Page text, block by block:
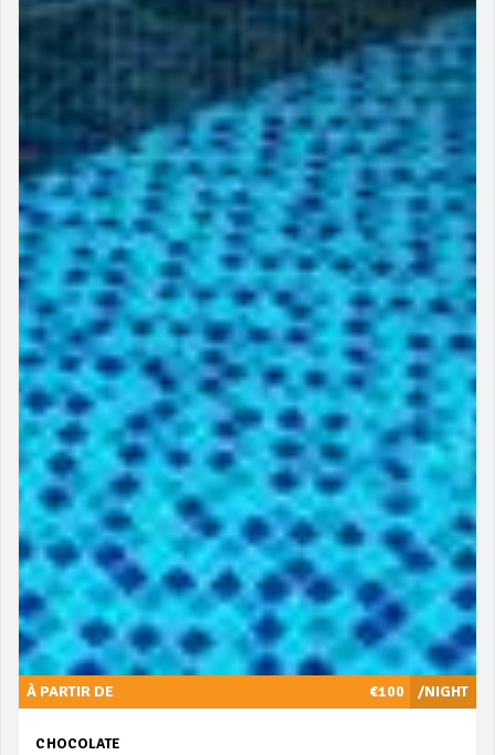
/NIGHT
À PARTIR DE €100
CHOCOLATE